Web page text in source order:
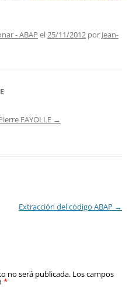
- ABAP el25/11/2012 por Jean-
FAYOLLE →
Extracción del código ABAP →
no será publicada. Los campos
*